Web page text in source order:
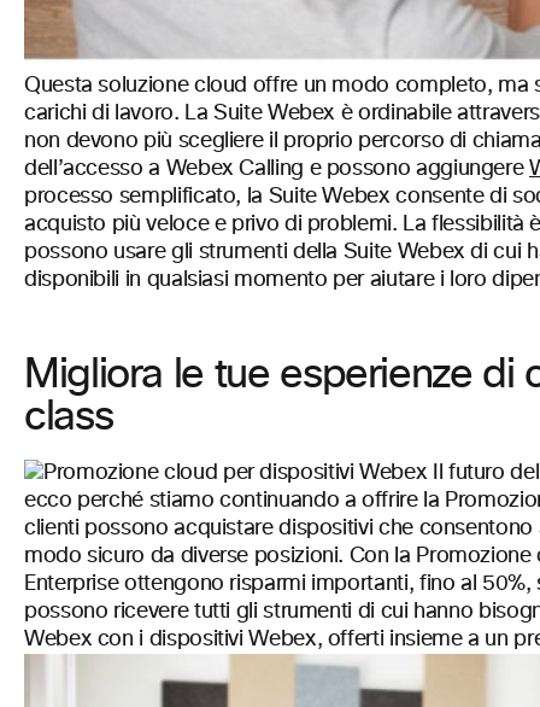
Questa soluzione cloud offre un modo completo,
carichi di lavoro. La Suite Webex è ordinabile
non devono più scegliere il proprio percorso di
dell’accesso a Webex Calling e possono aggiungere
processo semplificato, la Suite Webex consente di
acquisto più veloce e privo di problemi. La flessibilità
possono usare gli strumenti della Suite Webex di cui
disponibili in qualsiasi momento per aiutare i loro
Migliora le tue esperienze
class
Il futuro
ecco perché stiamo continuando a offrire la
clienti possono acquistare dispositivi che
modo sicuro da diverse posizioni. Con la
Enterprise ottengono risparmi importanti, fino al
possono ricevere tutti gli strumenti di cui hanno
Webex con i dispositivi Webex, offerti insieme a un